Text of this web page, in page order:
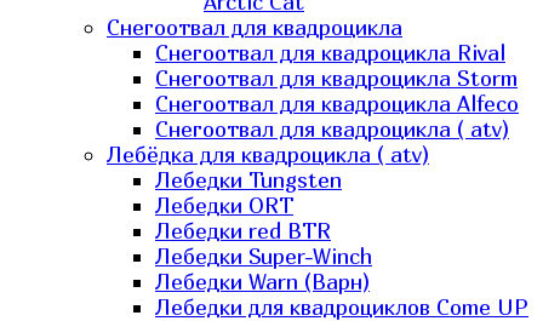
Снегоотвал для квадроцикла
Снегоотвал для квадроцикла Rival
Снегоотвал для квадроцикла Storm
Снегоотвал для квадроцикла Alfeco
Снегоотвал для квадроцикла ( atv)
Лебёдка для квадроцикла ( atv)
Лебедки Tungsten
Лебедки ORT
Лебедки red BTR
Лебедки Super-Winch
Лебедки Warn (Варн)
Лебедки для квадроциклов Come UP